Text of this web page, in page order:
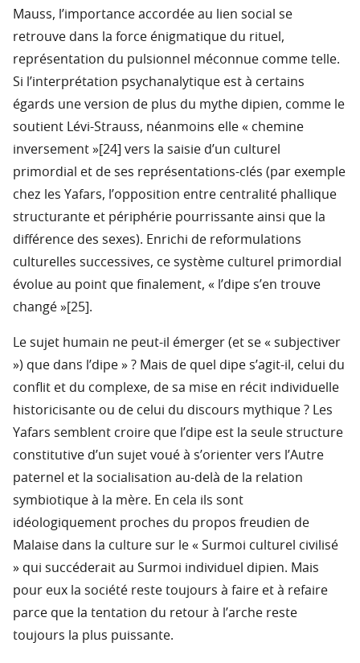
Mauss, l’importance accordée au lien social se
retrouve dans la force énigmatique du rituel,
représentation du pulsionnel méconnue comme telle.
Si l’interprétation psychanalytique est à certains
égards une version de plus du mythe dipien, comme le
soutient Lévi-Strauss, néanmoins elle « chemine
inversement »[24] vers la saisie d’un culturel
primordial et de ses représentations-clés (par exemple
chez les Yafars, l’opposition entre centralité phallique
structurante et périphérie pourrissante ainsi que la
différence des sexes). Enrichi de reformulations
culturelles successives, ce système culturel primordial
évolue au point que finalement, « l’dipe s’en trouve
changé »[25].
Le sujet humain ne peut-il émerger (et se « subjectiver
») que dans l’dipe » ? Mais de quel dipe s’agit-il, celui du
conflit et du complexe, de sa mise en récit individuelle
historicisante ou de celui du discours mythique ? Les
Yafars semblent croire que l’dipe est la seule structure
constitutive d’un sujet voué à s’orienter vers l’Autre
paternel et la socialisation au-delà de la relation
symbiotique à la mère. En cela ils sont
idéologiquement proches du propos freudien de
Malaise dans la culture sur le « Surmoi culturel civilisé
» qui succéderait au Surmoi individuel dipien. Mais
pour eux la société reste toujours à faire et à refaire
parce que la tentation du retour à l’arche reste
toujours la plus puissante.